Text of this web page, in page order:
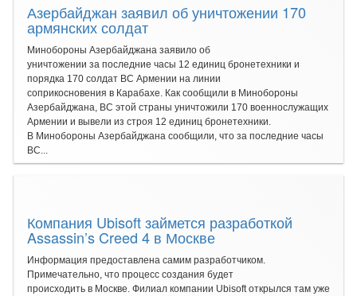
Азербайджан заявил об уничтожении 170
армянских солдат
Минобороны Азербайджана заявило об
уничтожении за последние часы 12 единиц бронетехники и
порядка 170 солдат ВС Армении на линии
соприкосновения в Карабахе. Как сообщили в Минобороны
Азербайджана, ВС этой страны уничтожили 170 военнослужащих
Армении и вывели из строя 12 единиц бронетехники.
В Минобороны Азербайджана сообщили, что за последние часы
ВС...
Компания Ubisoft займется разработкой
Assassin’s Creed 4 в Москве
Информация предоставлена самим разработчиком.
Примечательно, что процесс создания будет
происходить в Москве. Филиал компании Ubisoft открылся там уже